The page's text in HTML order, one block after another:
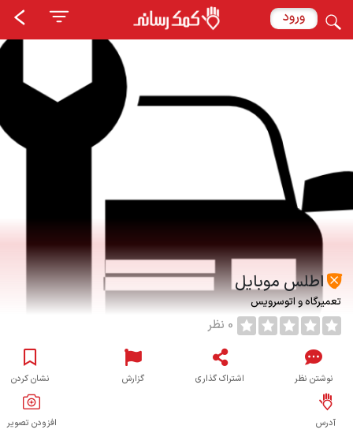
ورود
اطلس موبایل
تعمیرگاه و اتوسرویس
0 نظر
نوشتن نظر اشتراک گذاری گزارش نشان کردن
آدرس افزودن تصویر